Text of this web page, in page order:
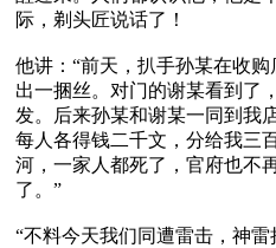
际，剃头匠说话了！
他讲：“前天，扒手孙某在收
出一捆丝。对门的谢某看到了
发。后来孙某和谢某一同到我
每人各得钱二千文，分给我三
河，一家人都死了，官府也不
了。”
“不料今天我们同遭雷击，神